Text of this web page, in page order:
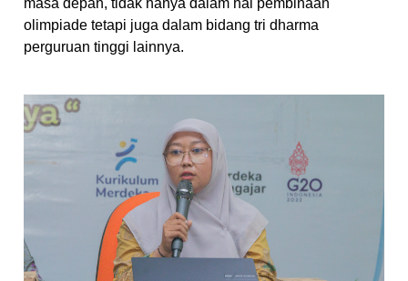
olimpiade tetapi juga dalam bidang tri dharma
perguruan tinggi lainnya.